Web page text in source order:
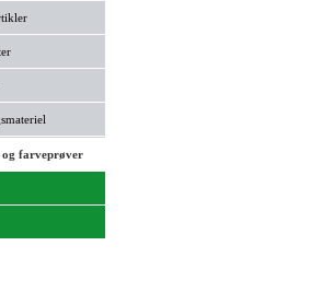
farveprøver